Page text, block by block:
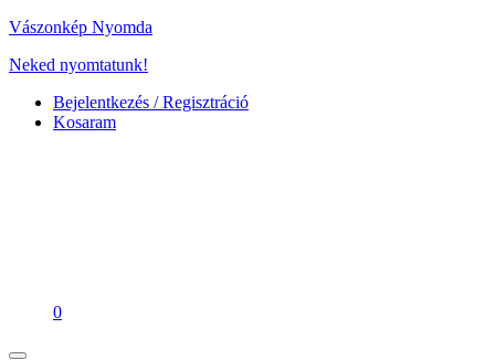
Vászonkép Nyomda
Neked nyomtatunk!
Bejelentkezés / Regisztráció
Kosaram
0